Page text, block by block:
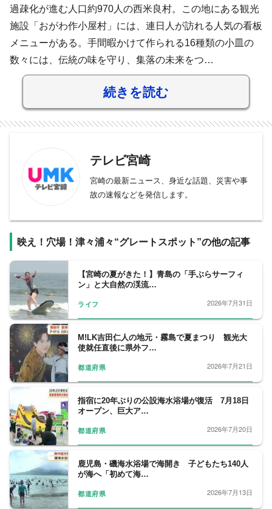
過疎化が進む人口約970人の西米良村。この地にある観光
施設「おがわ作小屋村」には、連日人が訪れる人気の看板
メニューがある。手間暇かけて作られる16種類の小皿の
数々には、伝統の味を守り、集落の未来をつ…
続きを読む
テレビ宮崎
宮崎の最新ニュース、身近な話題、災害や事
故の速報などを発信します。
映え！穴場！津々浦々“グレートスポット”の他の記事
【宮崎の夏がきた！】青島の「手ぶらサーフィ
ン」と大自然の渓流…
ライフ 2026年7月31日
M!LK吉田仁人の地元・霧島で夏まつり 観光大
使就任直後に県外フ…
都道府県 2026年7月21日
指宿に20年ぶりの公設海水浴場が復活 7月18日
オープン、巨大ア…
都道府県 2026年7月20日
鹿児島・磯海水浴場で海開き 子どもたち140人
が海へ「初めて海…
都道府県 2026年7月13日